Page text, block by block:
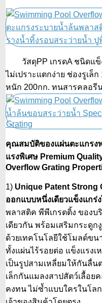
วัสดุPP เกรดA ชนิดแข็ง
ไม่เปราะแตกง่าย ช่องรูเล็
หนัก 200กก. ทนสารคลอรี
คุณสมบัติของแผ่นตะแกรง
แรงพิเศษ Premium
Overflow Grating
1) Unique Patent Strong
ออกแบบหนึ่งเดียวแข็งแกร่
พลาสติค พีพีเกรตติ้ง ของ
เดียวกัน พร้อมเสริมกระดู
ด้วยเทคโนโลยีใช้โมลด์ขน
ทั้งแผ่นไร้รอยต่อ แข็งแรง
เป็นรูปสามเหลี่ยมให้กันลื่น
เล็กกันแมลงสาปสัตว์เลื้อย
คงทน ไม่ซ้ำแบบใครในโลก